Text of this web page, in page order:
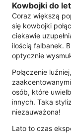
Kowbojki do
Coraz większą
się kowbojki
ciekawie
ilością falbanek.
optycznie
Połączenie
osób, które
innych. Taka
niezauważona!
Lato to czas